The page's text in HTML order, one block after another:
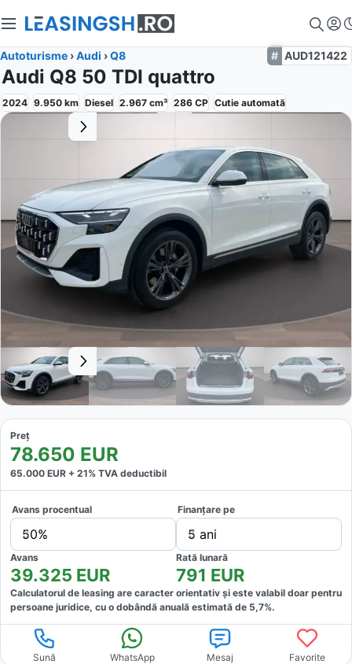
Autoturisme ›Audi ›Q8 AUD121422
Audi Q8 50 TDI quattro
2024 9.950 km Diesel 2.967 cm³ 286 CP Cutie automată
Preț
78.650 EUR
65.000 EUR + 21% TVA deductibil
Avans procentual
50%
Finanțare pe
5 ani
Avans
39.325 EUR
Rată lunară
791 EUR
Calculatorul de leasing are caracter orientativ și este valabil doar pentru
persoane juridice, cu o dobândă anuală estimată de 5,7%.
Sună WhatsApp Mesaj
Favorite